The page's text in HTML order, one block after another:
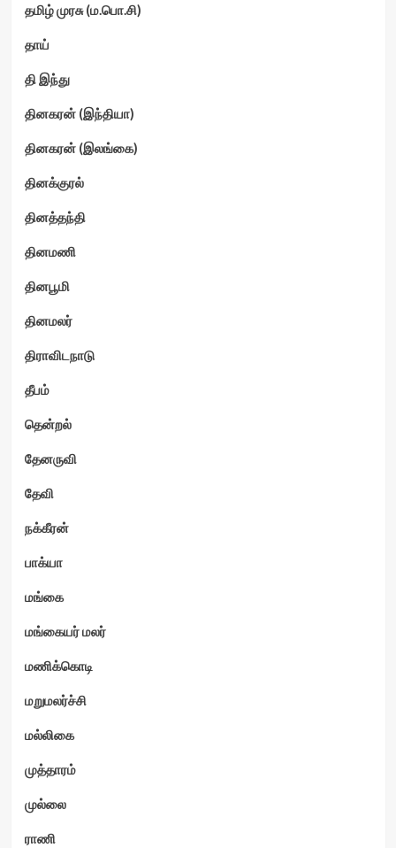
தமிழ் முரசு (ம.பொ.சி)
தாய்
தி இந்து
தினகரன் (இந்தியா)
தினகரன் (இலங்கை)
தினக்குரல்
தினத்தந்தி
தினமணி
தினபூமி
தினமலர்
திராவிடநாடு
தீபம்
தென்றல்
தேனருவி
தேவி
நக்கீரன்
பாக்யா
மங்கை
மங்கையர் மலர்
மணிக்கொடி
மறுமலர்ச்சி
மல்லிகை
முத்தாரம்
முல்லை
ராணி